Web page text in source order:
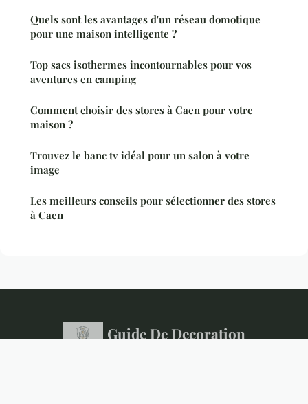
Quels sont les avantages d'un réseau domotique
pour une maison intelligente ?
Top sacs isothermes incontournables pour vos
aventures en camping
Comment choisir des stores à Caen pour votre
maison ?
Trouvez le banc tv idéal pour un salon à votre
image
Les meilleurs conseils pour sélectionner des stores
à Caen
Guide De Decoration